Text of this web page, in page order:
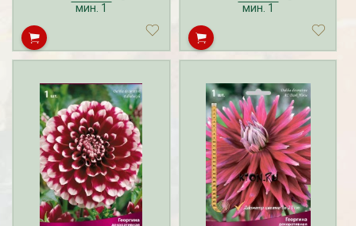
мин. 1 мин. 1